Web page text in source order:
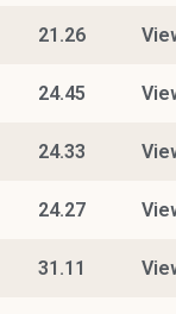
21.26
24.45
24.33
24.27
31.11